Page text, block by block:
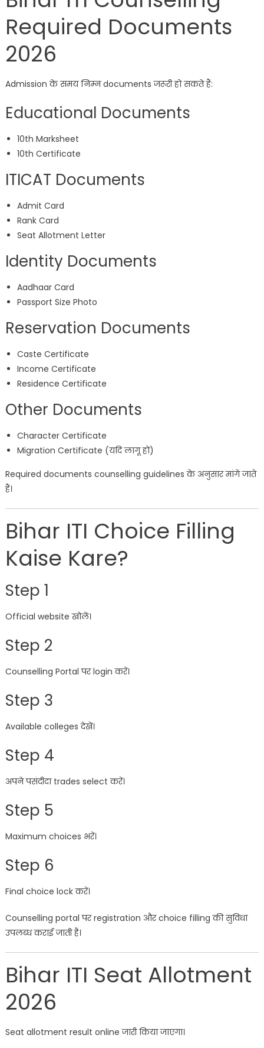
Required Documents
2026
Admission के समय निम्न documents जरूरी हो सकते हैं:
Educational Documents
10th Marksheet
10th Certificate
ITICAT Documents
Admit Card
Rank Card
Seat Allotment Letter
Identity Documents
Aadhaar Card
Passport Size Photo
Reservation Documents
Caste Certificate
Income Certificate
Residence Certificate
Other Documents
Character Certificate
Migration Certificate (यदि लागू हो)
Required documents counselling guidelines के अनुसार मांगे जाते
हैं।
Bihar ITI Choice Filling
Kaise Kare?
Step 1
Official website खोलें।
Step 2
Counselling Portal पर login करें।
Step 3
Available colleges देखें।
Step 4
अपने पसंदीदा trades select करें।
Step 5
Maximum choices भरें।
Step 6
Final choice lock करें।
Counselling portal पर registration और choice filling की सुविधा
उपलब्ध कराई जाती है।
Bihar ITI Seat Allotment
2026
Seat allotment result online जारी किया जाएगा।